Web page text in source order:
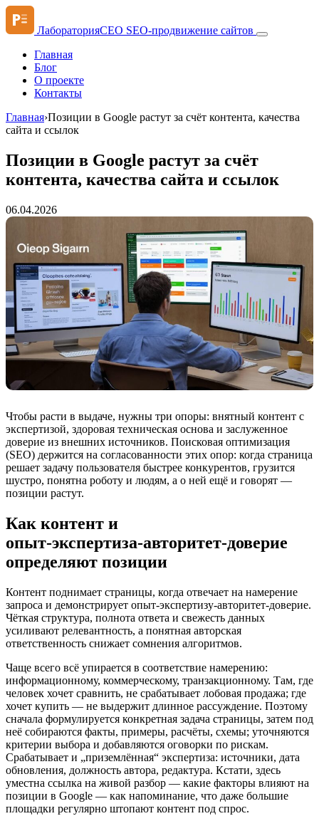
ЛабораторияСЕО SEO-продвижение сайтов
Главная
Блог
О проекте
Контакты
Главная›Позиции в Google растут за счёт контента, качества
сайта и ссылок
Позиции в Google растут за счёт
контента, качества сайта и ссылок
06.04.2026
Чтобы расти в выдаче, нужны три опоры: внятный контент с
экспертизой, здоровая техническая основа и заслуженное
доверие из внешних источников. Поисковая оптимизация
(SEO) держится на согласованности этих опор: когда страница
решает задачу пользователя быстрее конкурентов, грузится
шустро, понятна роботу и людям, а о ней ещё и говорят —
позиции растут.
Как контент и
опыт‑экспертиза‑авторитет‑доверие
определяют позиции
Контент поднимает страницы, когда отвечает на намерение
запроса и демонстрирует опыт‑экспертизу‑авторитет‑доверие.
Чёткая структура, полнота ответа и свежесть данных
усиливают релевантность, а понятная авторская
ответственность снижает сомнения алгоритмов.
Чаще всего всё упирается в соответствие намерению:
информационному, коммерческому, транзакционному. Там, где
человек хочет сравнить, не срабатывает лобовая продажа; где
хочет купить — не выдержит длинное рассуждение. Поэтому
сначала формулируется конкретная задача страницы, затем под
неё собираются факты, примеры, расчёты, схемы; уточняются
критерии выбора и добавляются оговорки по рискам.
Срабатывает и „приземлённая“ экспертиза: источники, дата
обновления, должность автора, редактура. Кстати, здесь
уместна ссылка на живой разбор — какие факторы влияют на
позиции в Google — как напоминание, что даже большие
площадки регулярно штопают контент под спрос.